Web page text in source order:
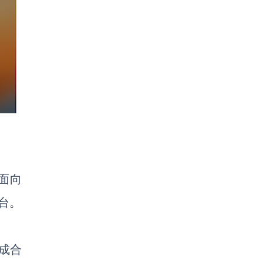
向
合